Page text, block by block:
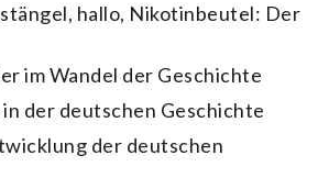
hallo, Nikotinbeutel: Der
im Wandel der Geschichte
der deutschen Geschichte
der deutschen